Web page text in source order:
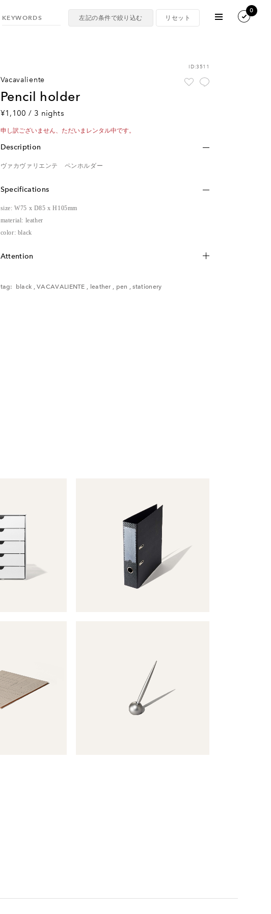
0
ID:3511
vacavaliente
pencil holder
¥1,100 / 3 nights
申し訳ございません、ただいまレンタル中です。
Description
ヴァカヴァリエンテ ペンホルダー
Specifications
size: W75 x D85 x H105mm
material: leather
color: black
Attention
ご了承ください。
tag: black ,VACAVALIENTE , leather, pen ,stationery